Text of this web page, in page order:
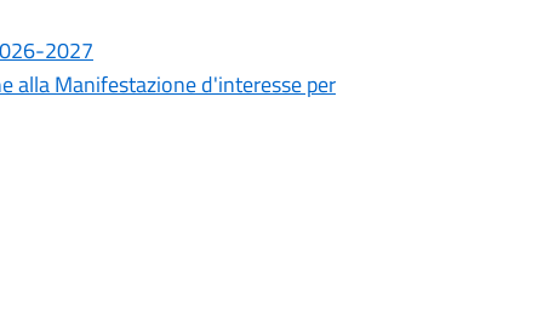
2027
alla Manifestazione d'interesse per